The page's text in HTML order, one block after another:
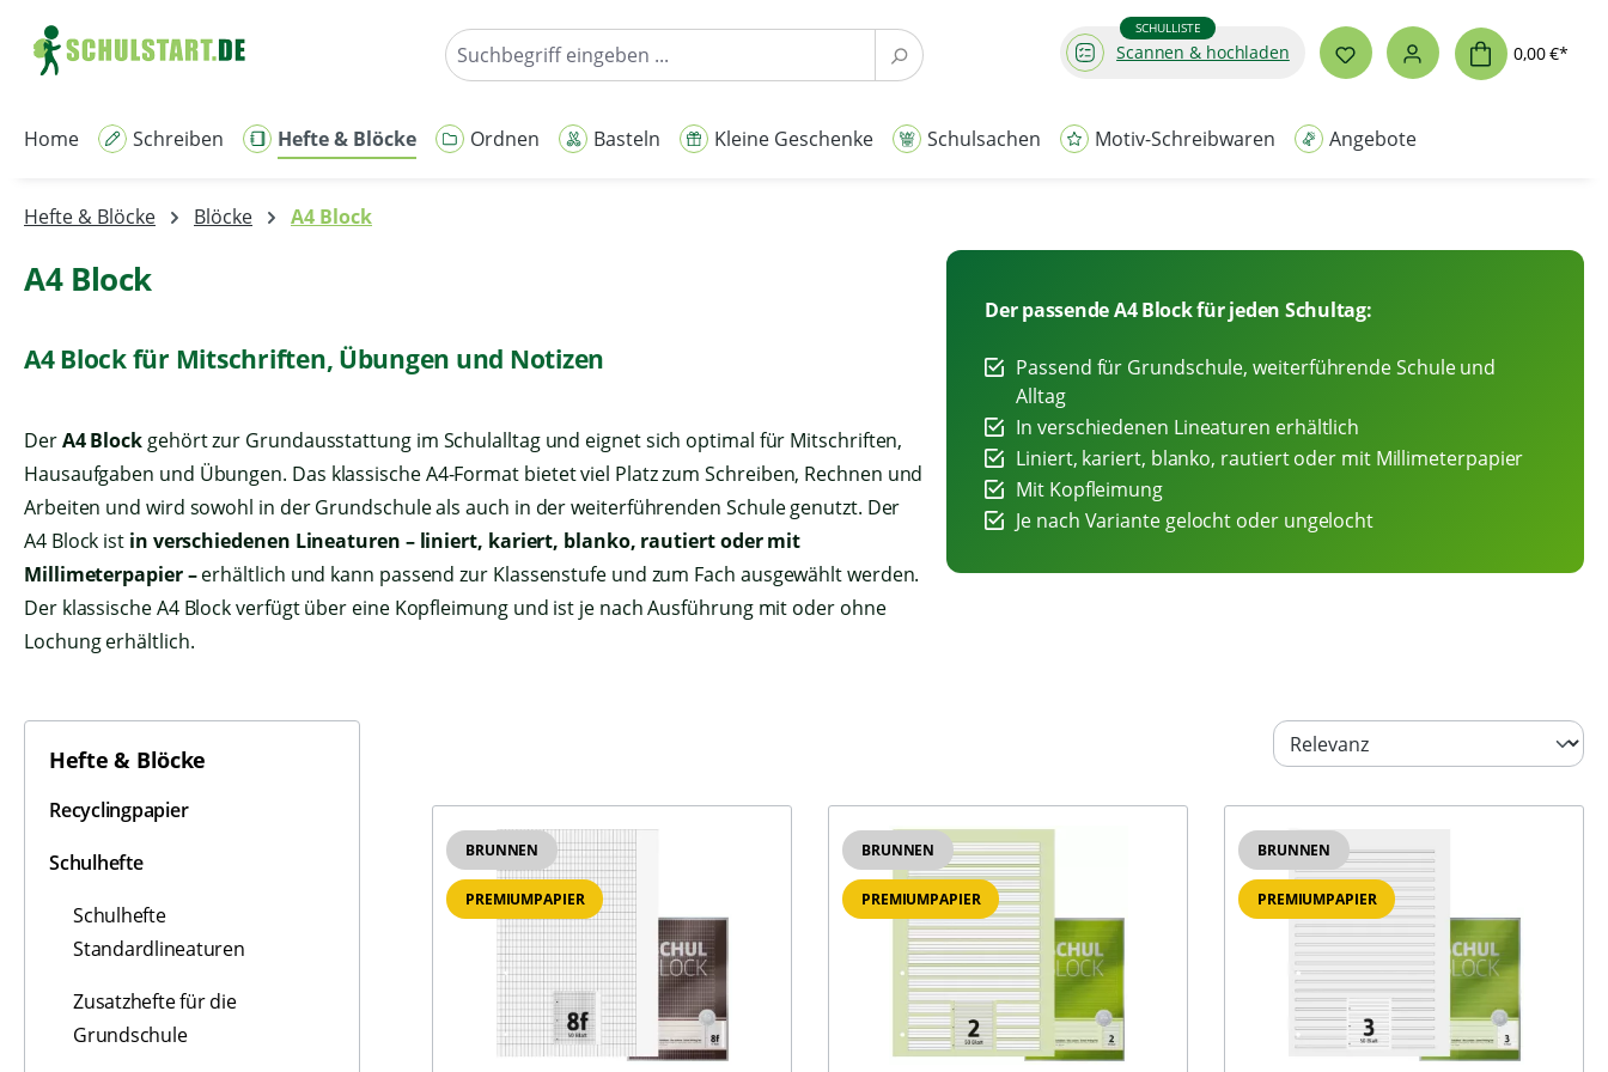
Hauptinhalt springen
Zur Suche springen
Zur Hauptnavigation springen SCHULLISTE
Scannen & hochladen 0,00 €*
Home Schreiben Hefte & Blöcke Ordnen Basteln Kleine Geschenke Schulsachen Motiv-Schreibwaren Angebote
Hefte & Blöcke Blöcke A4 Block
A4 Block
A4 Block für Mitschriften, Übungen und Notizen
DerA4 Block gehört zur Grundausstattung im Schulalltag und eignet sich optimal für Mitschriften,
Hausaufgaben und Übungen. Das klassische A4-Format bietet viel Platz zum Schreiben, Rechnen und
Arbeiten und wird sowohl in der Grundschule als auch in der weiterführenden Schule genutzt. Der
A4 Block ist in verschiedenen Lineaturen – liniert, kariert, blanko, rautiert oder mit
Millimeterpapier –erhältlich und kann passend zur Klassenstufe und zum Fach ausgewählt werden.
Der klassische A4 Block verfügt über eine Kopfleimung und ist je nach Ausführung mit oder ohne
Lochung erhältlich.
Der passende A4 Block für jeden Schultag:
Passend für Grundschule, weiterführende Schule und
Alltag
In verschiedenen Lineaturen erhältlich
Liniert, kariert, blanko, rautiert oder mit Millimeterpapier
Mit Kopfleimung
Je nach Variante gelocht oder ungelocht
Hefte & Blöcke
Recyclingpapier
Schulhefte
Schulhefte
Standardlineaturen
Zusatzhefte für die
Grundschule
BRUNNEN
PREMIUMPAPIER
BRUNNEN
PREMIUMPAPIER
BRUNNEN
PREMIUMPAPIER